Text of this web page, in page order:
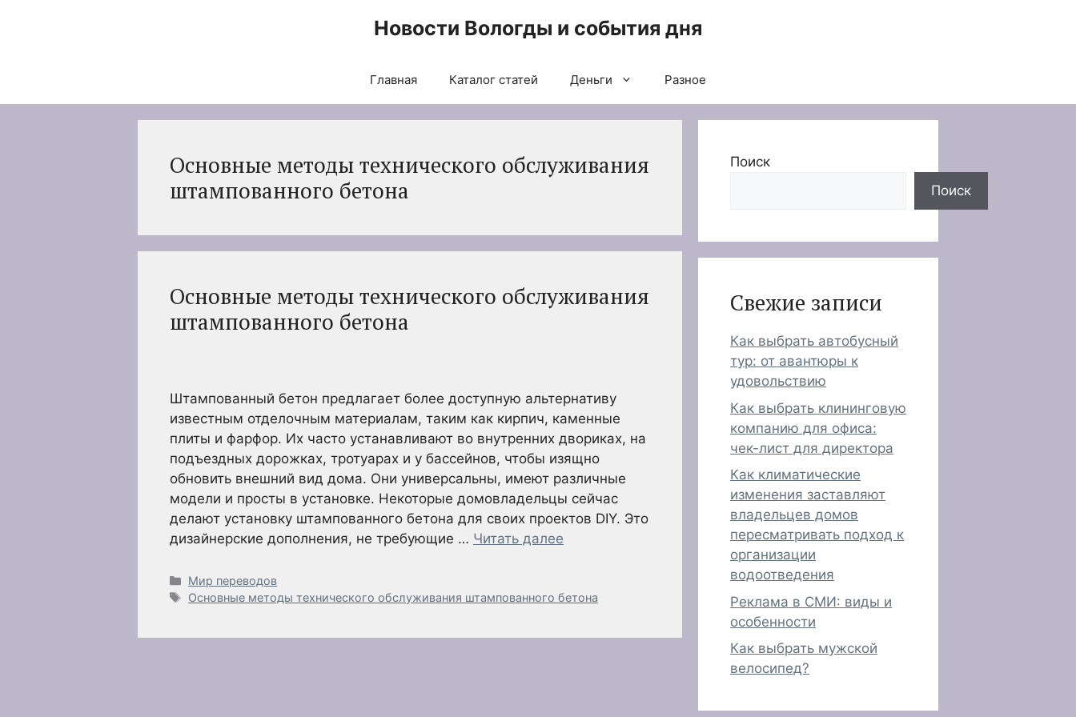
Новости Вологды и события дня
Главная Каталог статей Деньги Разное
Основные методы технического обслуживания
штампованного бетона
Основные методы технического обслуживания
штампованного бетона
Штампованный бетон предлагает более доступную альтернативу
известным отделочным материалам, таким как кирпич, каменные
плиты и фарфор. Их часто устанавливают во внутренних двориках, на
подъездных дорожках, тротуарах и у бассейнов, чтобы изящно
обновить внешний вид дома. Они универсальны, имеют различные
модели и просты в установке. Некоторые домовладельцы сейчас
делают установку штампованного бетона для своих проектов DIY. Это
дизайнерские дополнения, не требующие … Читать далее
Рубрики
Мир переводов
Метки
Основные методы технического обслуживания штампованного бетона
Поиск
Поиск
Свежие записи
Как выбрать автобусный
тур: от авантюры к
удовольствию
Как выбрать клининговую
компанию для офиса:
чек-лист для директора
Как климатические
изменения заставляют
владельцев домов
пересматривать подход к
организации
водоотведения
Реклама в СМИ: виды и
особенности
Как выбрать мужской
велосипед?